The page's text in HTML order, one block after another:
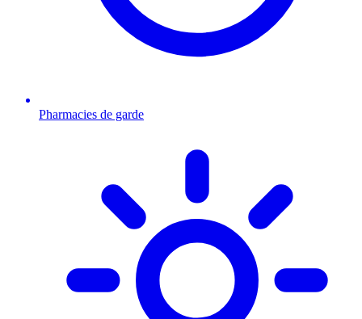
Pharmacies de garde